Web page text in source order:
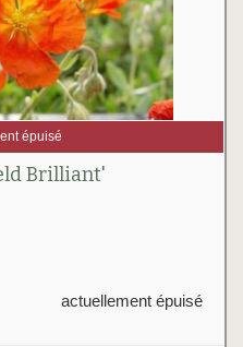
épuisé
Brilliant'
actuellement épuisé